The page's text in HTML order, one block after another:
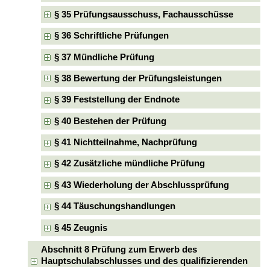
§ 35 Prüfungsausschuss, Fachausschüsse
§ 36 Schriftliche Prüfungen
§ 37 Mündliche Prüfung
§ 38 Bewertung der Prüfungsleistungen
§ 39 Feststellung der Endnote
§ 40 Bestehen der Prüfung
§ 41 Nichtteilnahme, Nachprüfung
§ 42 Zusätzliche mündliche Prüfung
§ 43 Wiederholung der Abschlussprüfung
§ 44 Täuschungshandlungen
§ 45 Zeugnis
Abschnitt 8 Prüfung zum Erwerb des
Hauptschulabschlusses und des qualifizierenden